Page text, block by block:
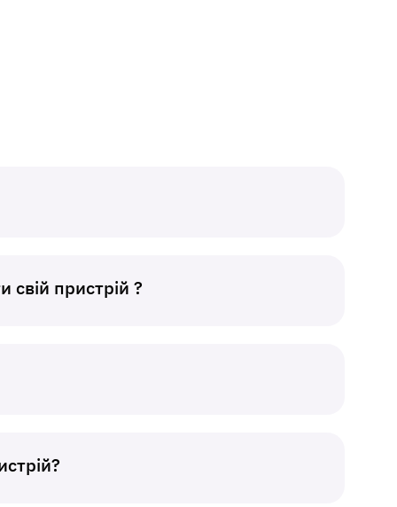
свій пристрій ?